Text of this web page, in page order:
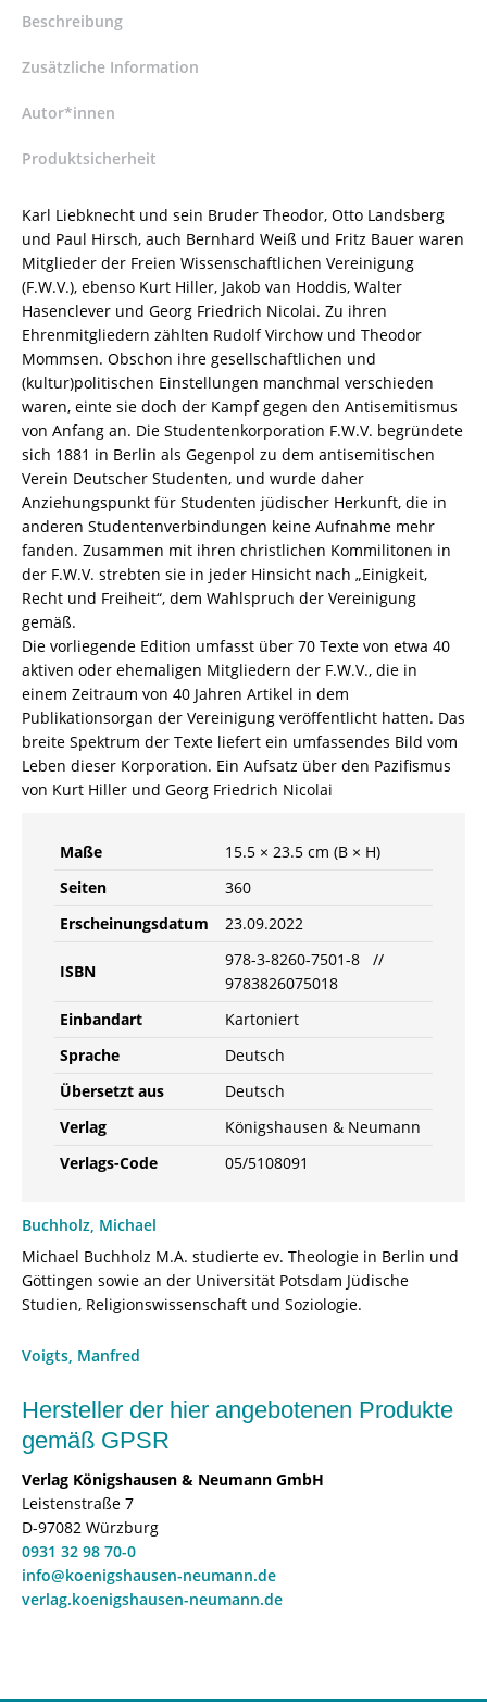
Eine
nebst
zu
Dibelius
einem
Aufsatz
zu
Georg
Friedrich
Nicolai
und
Kurt
Hiller
–
Michael
Buchholz
(Hrsg.),
Manfred
Voigts
(Hrsg.)
–
ISBN
9783826075018
/
978-
3-
8260-
7501-
8
Beschreibung
Zusätzliche Information
Autor*innen
Produktsicherheit
Karl Liebknecht und sein Bruder Theodor, Otto Landsberg
und Paul Hirsch, auch Bernhard Weiß und Fritz Bauer waren
Mitglieder der Freien Wissenschaftlichen Vereinigung
(F.W.V.), ebenso Kurt Hiller, Jakob van Hoddis, Walter
Hasenclever und Georg Friedrich Nicolai. Zu ihren
Ehrenmitgliedern zählten Rudolf Virchow und Theodor
Mommsen. Obschon ihre gesellschaftlichen und
(kultur)politischen Einstellungen manchmal verschieden
waren, einte sie doch der Kampf gegen den Antisemitismus
von Anfang an. Die Studentenkorporation F.W.V. begründete
sich 1881 in Berlin als Gegenpol zu dem antisemitischen
Verein Deutscher Studenten, und wurde daher
Anziehungspunkt für Studenten jüdischer Herkunft, die in
anderen Studentenverbindungen keine Aufnahme mehr
fanden. Zusammen mit ihren christlichen Kommilitonen in
der F.W.V. strebten sie in jeder Hinsicht nach „Einigkeit,
Recht und Freiheit“, dem Wahlspruch der Vereinigung
gemäß.
Die vorliegende Edition umfasst über 70 Texte von etwa 40
aktiven oder ehemaligen Mitgliedern der F.W.V., die in
einem Zeitraum von 40 Jahren Artikel in dem
Publikationsorgan der Vereinigung veröffentlicht hatten. Das
breite Spektrum der Texte liefert ein umfassendes Bild vom
Leben dieser Korporation. Ein Aufsatz über den Pazifismus
von Kurt Hiller und Georg Friedrich Nicolai
Maße
15.5 × 23.5 cm (B × H)
Seiten
360
Erscheinungsdatum
23.09.2022
ISBN
978-3-8260-7501-8 //
9783826075018
Einbandart
Kartoniert
Sprache
Deutsch
Übersetzt aus
Deutsch
Verlag
Königshausen & Neumann
Verlags-Code
05/5108091
Buchholz, Michael
Michael Buchholz M.A. studierte ev. Theologie in Berlin und
Göttingen sowie an der Universität Potsdam Jüdische
Studien, Religionswissenschaft und Soziologie.
Voigts, Manfred
Hersteller der hier angebotenen Produkte
gemäß GPSR
Verlag Königshausen & Neumann GmbH
Leistenstraße 7
D-97082 Würzburg
0931 32 98 70-0
info@koenigshausen-neumann.de
verlag.koenigshausen-neumann.de